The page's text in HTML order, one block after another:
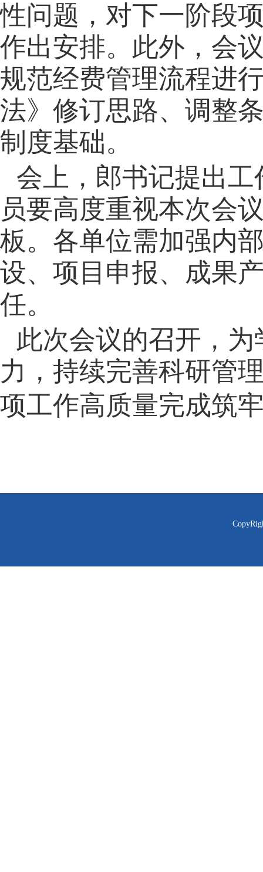
性问题，对下一阶段
作出安排。此外，会
规范经费管理流程进
法》修订思路、调整
制度基础。
会上，郎书记提出工
员要高度重视本次会
板。各单位需加强内
设、项目申报、成果
任。
此次会议的召开，
力 ， 持续完善科研管
项工作高质量完成筑